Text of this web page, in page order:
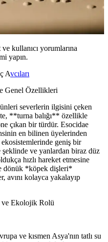
kullanıcı yorumlarına
yapın.
Avcıları
Genel Özellikleri
severlerin ilgisini çeken
**turna balığı** özellikle
çıkan bir türdür. Esocidae
en bilinen üyelerinden
geniş bir
şeklinde ve yanlardan biraz düz
hızlı hareket etmesine
dönük *köpek dişleri*
avını kolayca yakalayıp
ve Ekolojik Rolü
ve kısmen Asya'nın tatlı su